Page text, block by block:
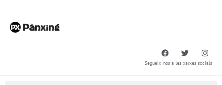
Segueix-nos a les xarxes socials